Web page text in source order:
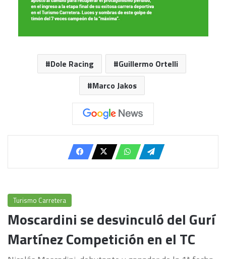
Dole Racing
Guillermo Ortelli
Marco Jakos